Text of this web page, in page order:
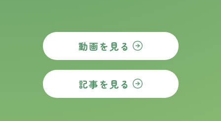
動画を見る
記事を見る